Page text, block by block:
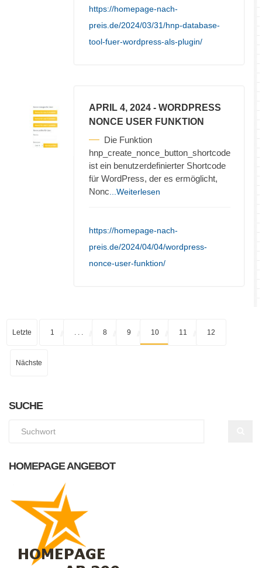
https://homepage-nach-
preis.de/2024/03/31/hnp-database-
tool-fuer-wordpress-als-plugin/
APRIL 4, 2024 - WORDPRESS
NONCE USER FUNKTION
Die Funktion
hnp_create_nonce_button_shortcode
ist ein benutzerdefinierter Shortcode
für WordPress, der es ermöglicht,
Nonc ...Weiterlesen
https://homepage-nach-
preis.de/2024/04/04/wordpress-
nonce-user-funktion/
Letzte 1 8 9 10 11 12
Nächste
SUCHE
HOMEPAGE ANGEBOT